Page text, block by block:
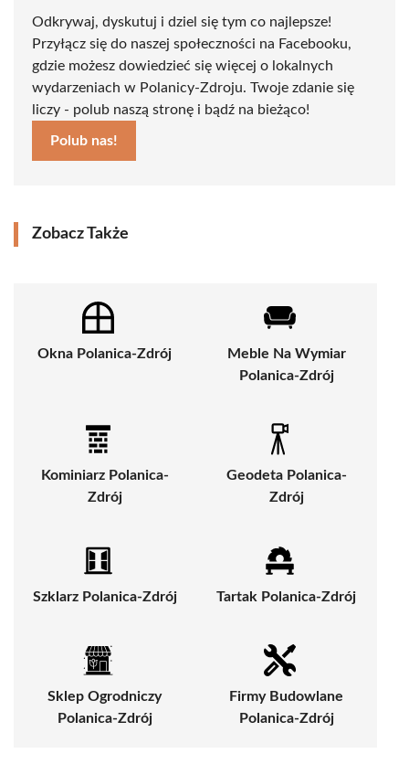
Odkrywaj, dyskutuj i dziel się tym co najlepsze!
Przyłącz się do naszej społeczności na Facebooku,
gdzie możesz dowiedzieć się więcej o lokalnych
wydarzeniach w Polanicy-Zdroju. Twoje zdanie się
liczy - polub naszą stronę i bądź na bieżąco!
Polub nas!
Zobacz Także
Okna Polanica-Zdrój
Meble Na Wymiar
Polanica-Zdrój
Kominiarz Polanica-
Zdrój
Geodeta Polanica-
Zdrój
Szklarz Polanica-Zdrój Tartak Polanica-Zdrój
Sklep Ogrodniczy
Polanica-Zdrój
Firmy Budowlane
Polanica-Zdrój